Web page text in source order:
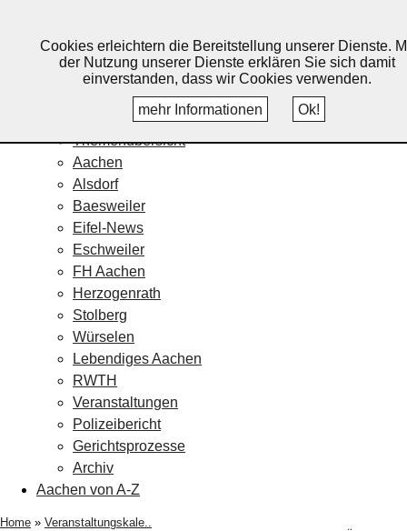
Home
Veranstaltungskalender
Themenübersicht
Aachen
Alsdorf
Baesweiler
Eifel-News
Eschweiler
FH Aachen
Herzogenrath
Stolberg
Würselen
Lebendiges Aachen
RWTH
Veranstaltungen
Polizeibericht
Gerichtsprozesse
Archiv
Aachen von A-Z
Home » Veranstaltungskale..
Cookies erleichtern die Bereitstellung unserer Dienste.
der Nutzung unserer Dienste erklären Sie sich damit
einverstanden, dass wir Cookies verwenden.
mehr Informationen
Ok!